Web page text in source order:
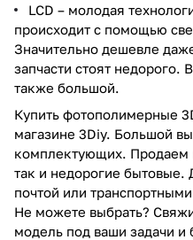
LCD – молодая
происходит с помощью
Значительно дешевле
запчасти стоят
также большой.
Купить фотополимерные
магазине 3Diy. Большой
комплектующих.
так и недорогие бытовые.
почтой или
Не можете выбрать?
модель под ваши задачи и